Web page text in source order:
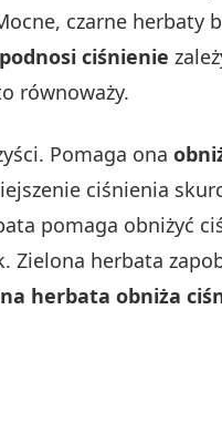
czarne herbaty
ciśnienie
równoważy.
Pomaga ona
ciśnienia
pomaga obniżyć
Zielona herbata
herbata obniża